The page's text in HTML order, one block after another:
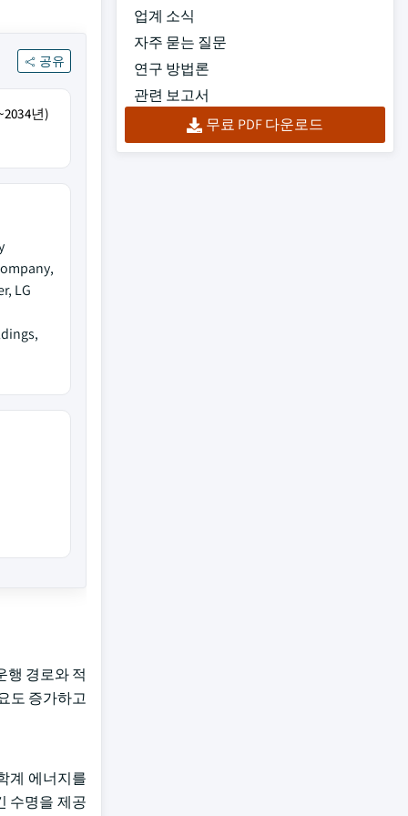
공유
년)
LG
행 경로와 적
도 증가하고
계 에너지를
수명을 제공
업계 소식
자주 묻는 질문
연구 방법론
관련 보고서
무료 PDF 다운로드